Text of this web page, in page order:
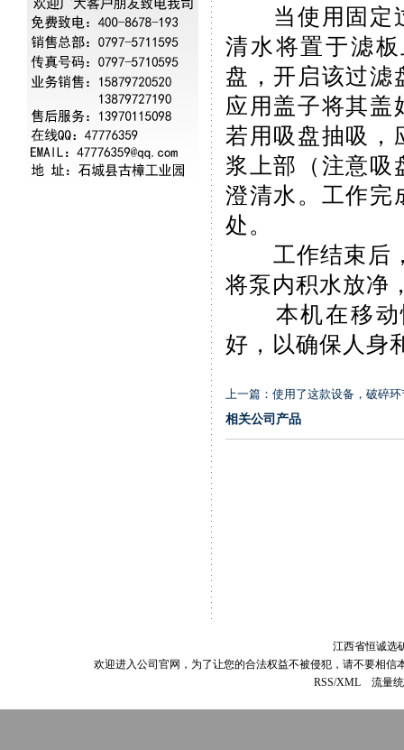
其它选矿设备
当使用固定过
清水将置于滤
盘，开启该过滤
应用 盖子将其盖
若用吸盘抽吸，
浆上部（注意吸
澄清水。工作完
处。
工作结束后，
将泵内积水放净
本机在移动
好，以确保人身
上一篇： 使用了这款设备，破碎
相关公司产品
江西省恒诚选
欢迎进入公司官网，为了让您的合法权益不被侵犯，请不要相
RSS/XML
流量